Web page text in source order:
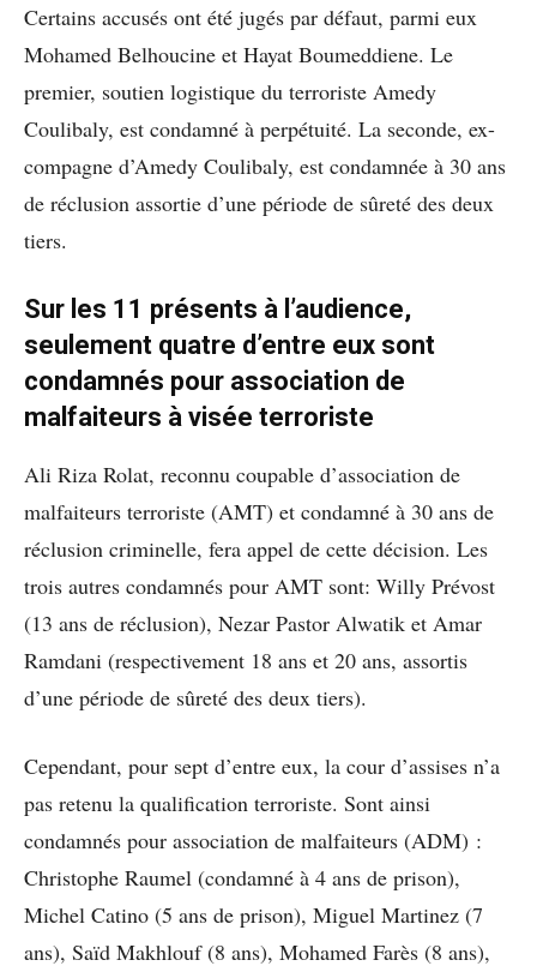
Certains accusés ont été jugés par défaut, parmi eux
Mohamed Belhoucine et Hayat Boumeddiene. Le
premier, soutien logistique du terroriste Amedy
Coulibaly, est condamné à perpétuité. La seconde, ex-
compagne d’Amedy Coulibaly, est condamnée à 30 ans
de réclusion assortie d’une période de sûreté des deux
tiers.
Sur les 11 présents à l’audience,
seulement quatre d’entre eux sont
condamnés pour association de
malfaiteurs à visée terroriste
Ali Riza Rolat, reconnu coupable d’association de
malfaiteurs terroriste (AMT) et condamné à 30 ans de
réclusion criminelle, fera appel de cette décision. Les
trois autres condamnés pour AMT sont: Willy Prévost
(13 ans de réclusion), Nezar Pastor Alwatik et Amar
Ramdani (respectivement 18 ans et 20 ans, assortis
d’une période de sûreté des deux tiers).
Cependant, pour sept d’entre eux, la cour d’assises n’a
pas retenu la qualification terroriste. Sont ainsi
condamnés pour association de malfaiteurs (ADM) :
Christophe Raumel (condamné à 4 ans de prison),
Michel Catino (5 ans de prison), Miguel Martinez (7
ans), Saïd Makhlouf (8 ans), Mohamed Farès (8 ans),